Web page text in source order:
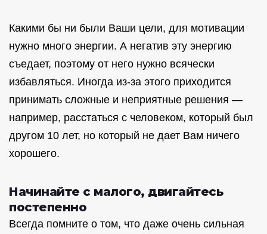
Какими бы ни были Ваши цели, для мотивации
нужно много энергии. А негатив эту энергию
съедает, поэтому от него нужно всячески
избавляться. Иногда из-за этого приходится
принимать сложные и неприятные решения —
например, расстаться с человеком, который был
другом 10 лет, но который не дает Вам ничего
хорошего.
Начинайте с малого, двигайтесь
постепенно
Всегда помните о том, что даже очень сильная